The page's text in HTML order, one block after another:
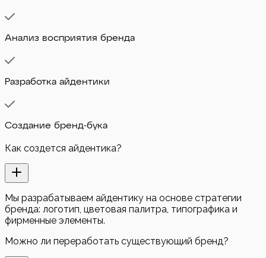
Анализ восприятия бренда
Разработка айдентики
Создание бренд-бука
Как создется айдентика?
Мы разрабатываем айдентику на основе стратегии
бренда: логотип, цветовая палитра, типографика и
фирменные элементы.
Можно ли переработать существующий бренд?